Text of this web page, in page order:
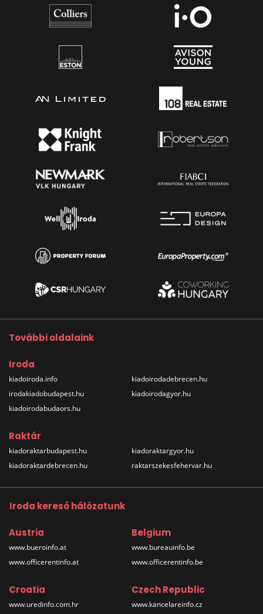
További oldalaink
Iroda
kiadoiroda.info
irodakiadobudapest.hu
kiadoirodabudaors.hu
kiadoirodadebrecen.hu
kiadoirodagyor.hu
Raktár
kiadoraktarbudapest.hu
kiadoraktardebrecen.hu
kiadoraktargyor.hu
raktarszekesfehervar.hu
Iroda kereső hálózatunk
Austria
www.bueroinfo.at
www.officerentinfo.at
Belgium
www.bureauinfo.be
www.officerentinfo.be
Croatia
www.uredinfo.com.hr
Czech Republic
www.kancelareinfo.cz